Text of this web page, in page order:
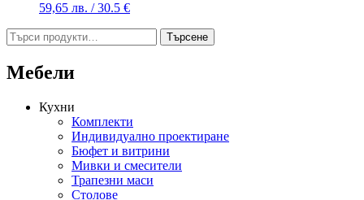
59,65 лв. / 30.5 €
Търсене
за:
Търсене
Мебели
Кухни
Комплекти
Индивидуално проектиране
Бюфет и витрини
Мивки и смесители
Трапезни маси
Столове